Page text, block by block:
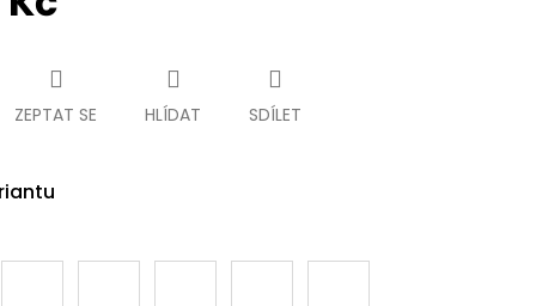
ZEPTAT SE HLÍDAT SDÍLET